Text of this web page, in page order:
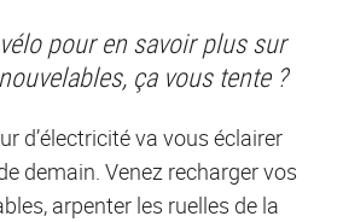
pour en savoir plus sur
ça vous tente ?
d’électricité va vous éclairer
demain. Venez recharger vos
arpenter les ruelles de la